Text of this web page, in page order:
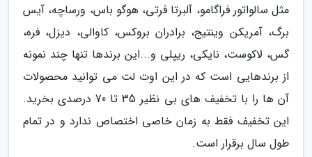
مثل سالواتور فراگامو، آلبرتا فرتی، هوگو باس، ورساچه، آیس
برگ، آمریکن وینتیج، برادران بروکس، کاوالی، دیزل، فره،
گس، لاکوست، نایکی، ریپلی و...این برندها تنها چند نمونه
از برندهایی است که در این اوت لت می توانید محصولات
آن ها را با تخفیف های بی نظیر 35 تا 70 درصدی بخرید.
این تخفیف فقط به زمان خاصی اختصاص ندارد و در تمام
طول سال برقرار است.